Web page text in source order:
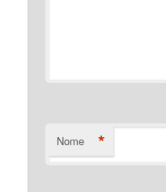
Nome *